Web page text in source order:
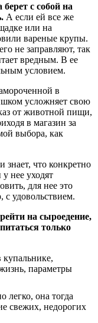
с собой на
А если ей все же
или на
вареные крупы.
не заправляют, так
вредным. В ее
условием.
в
усложняет свою
от животной пищи,
в магазин за
выбора, как
знает, что конкретно
нее уходят
для нее это
удовольствием.
на сыроедение,
только
легко, она тогда
свежих, недорогих